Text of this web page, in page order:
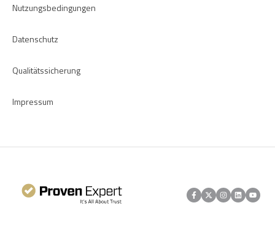
Nutzungsbedingungen
Datenschutz
Qualitätssicherung
Impressum